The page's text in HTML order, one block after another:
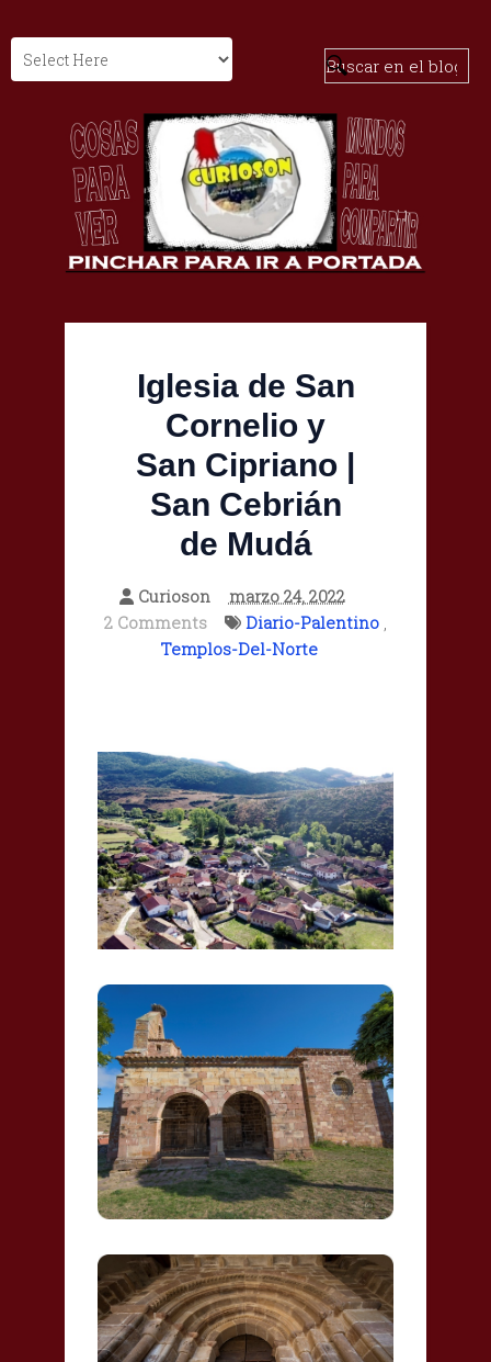
Iglesia de San
Cornelio y
San Cipriano |
San Cebrián
de Mudá
Curioson
marzo 24, 2022
2 Comments
Diario-Palentino ,
Templos-Del-Norte